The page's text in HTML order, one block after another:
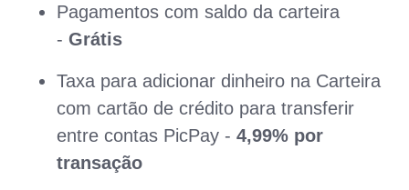
Pagamentos com saldo da carteira
- Grátis
Taxa para adicionar dinheiro na Carteira
com cartão de crédito para transferir
entre contas PicPay - 4,99% por
transação